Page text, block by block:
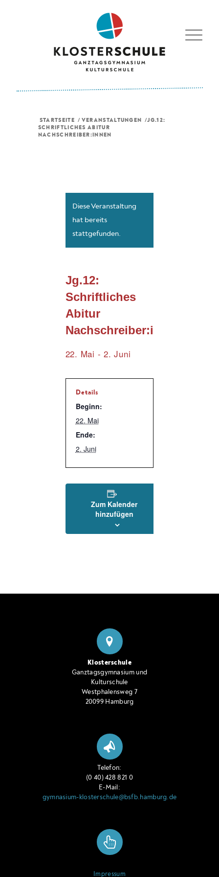
STARTSEITE / VERANSTALTUNGEN /JG.12:
SCHRIFTLICHES ABITUR
NACHSCHREIBER:INNEN
Diese Veranstaltung
hat bereits
stattgefunden.
Jg.12:
Schriftliches
Abitur
Nachschreiber:innen
22. Mai -2. Juni
Details
Beginn:
22. Mai
Ende:
2. Juni
Zum Kalender
hinzufügen
Klosterschule
Ganztagsgymnasium und
Kulturschule
Westphalensweg 7
20099 Hamburg
Telefon:
(0 40) 428 821 0
E-Mail:
gymnasium-klosterschule@bsfb.hamburg.de
Impressum